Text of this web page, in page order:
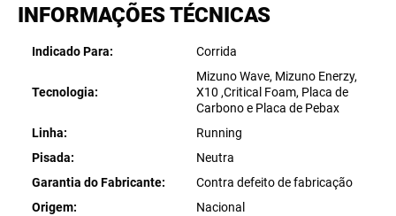
INFORMAÇÕES TÉCNICAS
Indicado Para Corrida
Tecnologia
Mizuno Wave, Mizuno Enerzy,
X10 ,Critical Foam, Placa de
Carbono e Placa de Pebax
Linha
Running
Pisada
Neutra
Garantia do Fabricante
Contra defeito de fabricação
Origem
Nacional